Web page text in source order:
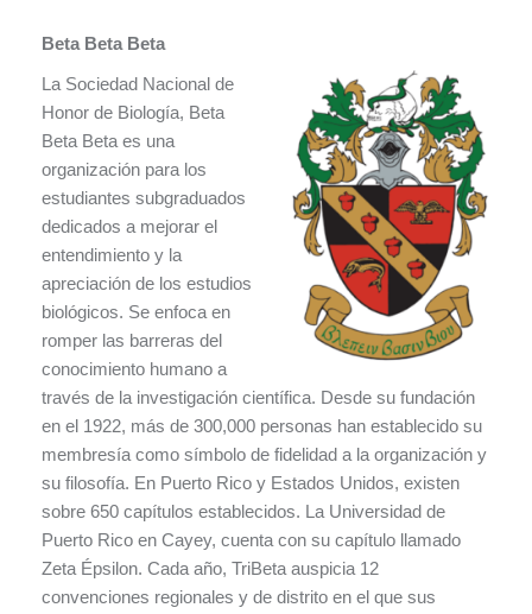
Beta Beta Beta
La Sociedad Nacional de
Honor de Biología, Beta
Beta Beta es una
organización para los
estudiantes subgraduados
dedicados a mejorar el
entendimiento y la
apreciación de los estudios
biológicos. Se enfoca en
romper las barreras del
conocimiento humano a
través de la investigación científica. Desde su fundación
en el 1922, más de 300,000 personas han establecido su
membresía como símbolo de fidelidad a la organización y
su filosofía. En Puerto Rico y Estados Unidos, existen
sobre 650 capítulos establecidos. La Universidad de
Puerto Rico en Cayey, cuenta con su capítulo llamado
Zeta Épsilon. Cada año, TriBeta auspicia 12
convenciones regionales y de distrito en el que sus